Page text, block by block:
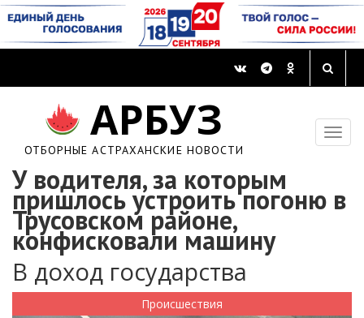
АРБУЗ
ОТБОРНЫЕ АСТРАХАНСКИЕ НОВОСТИ
У водителя, за которым
пришлось устроить погоню в
Трусовском районе,
конфисковали машину
В доход государства
Происшествия